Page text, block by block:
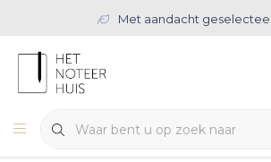
Met aandacht